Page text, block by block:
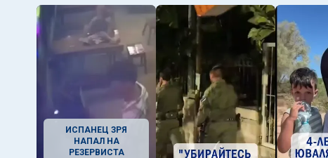
ИСПАНЕЦ ЗРЯ
НАПАЛ НА
РЕЗЕРВИСТА